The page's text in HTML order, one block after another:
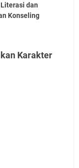
dan
Konseling
Karakter